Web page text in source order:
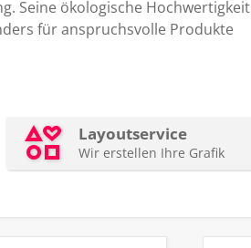
Seine ökologische Hochwertigkeit
für anspruchsvolle Produkte